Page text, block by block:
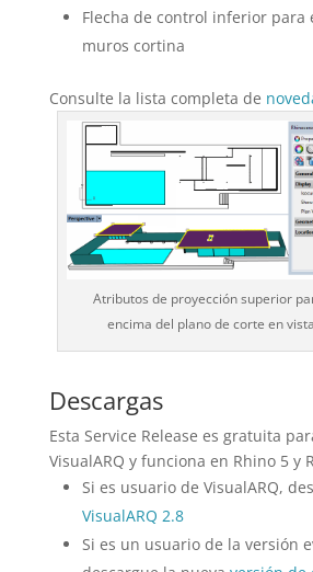
Flecha de control inferior para
muros cortina
Consulte la lista completa de
Atributos de proyección superior
encima del plano de corte en
Descargas
Esta Service Release es gratuita
VisualARQ y funciona en Rhino 5 y
Si es usuario de VisualARQ,
VisualARQ 2.8
Si es un usuario de la versión